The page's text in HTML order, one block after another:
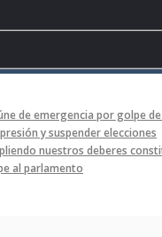
de emergencia por golpe
y suspender elecciones
nuestros deberes
al parlamento